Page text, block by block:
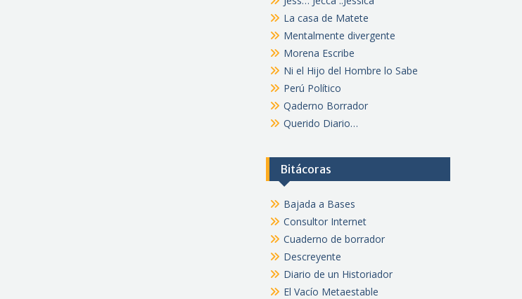
La casa de Matete
Mentalmente divergente
Morena Escribe
Ni el Hijo del Hombre lo Sabe
Perú Político
Qaderno Borrador
Querido Diario…
Bitácoras
Bajada a Bases
Consultor Internet
Cuaderno de borrador
Descreyente
Diario de un Historiador
El Vacío Metaestable